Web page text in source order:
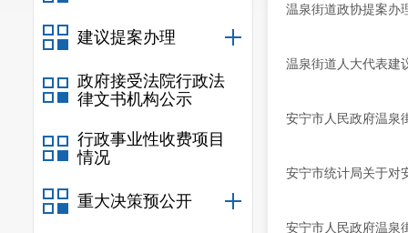
建议提案办理
政府接受法院行政法
律文书机构公示
行政事业性收费项目
情况
重大决策预公开
温泉街道政协提案办
温泉街道人大代表建
安宁市人民政府温泉
安宁市统计局关于对
安宁市人民政府温泉